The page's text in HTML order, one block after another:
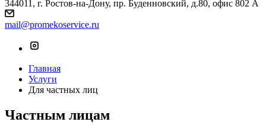
344011, г. Ростов-на-Дону, пр. Буденновский, д.80, офис 802 А
mail@promekoservice.ru
Главная
Услуги
Для частных лиц
Частным лицам